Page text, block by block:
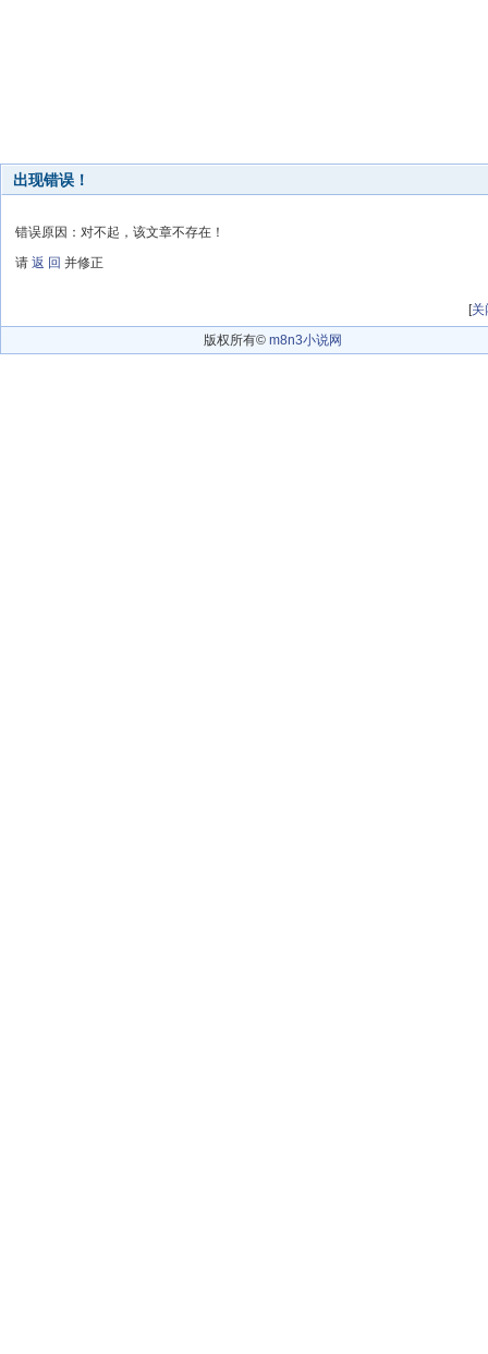
出现错误！
错误原因：对不起，该文章不存在！
请 返 回 并修正
[关
版权所有© m8n3小说网